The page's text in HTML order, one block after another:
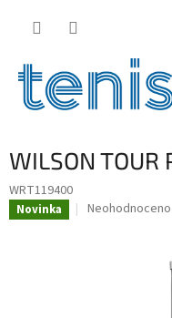
WILSON TOUR
WRT119400
Novinka
Průměrné
Neohodnoceno